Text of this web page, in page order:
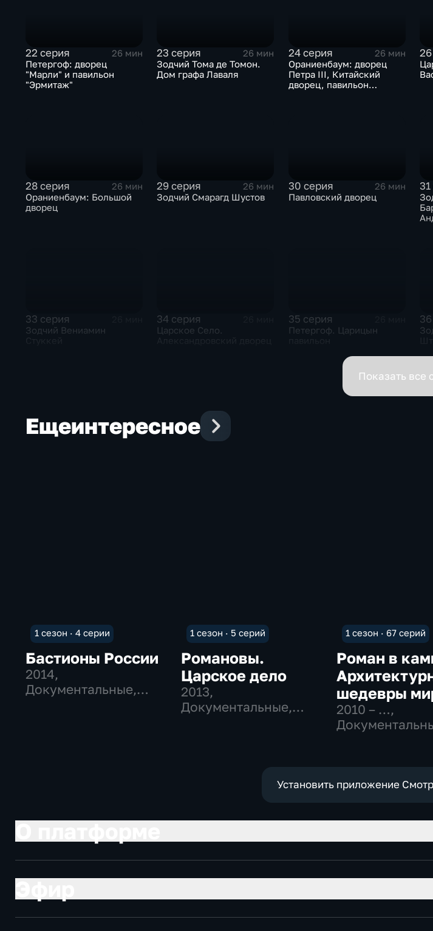
22 серия
26 мин
Петергоф: дворец
"Марли" и павильон
"Эрмитаж"
23 серия
26 мин
Зодчий Тома де Томон.
Дом графа Лаваля
24 серия
26 мин
Ораниенбаум: дворец
Петра III, Китайский
дворец, павильон
28 серия
26 мин
Ораниенбаум: Большой
дворец
29 серия
26 мин
Зодчий Смарагд Шустов
30 серия
26 мин
Павловский дворец
33 серия
Зодчий Вениамин
34 серия
Царское Село.
35 серия
Петергоф. Царицын
Показать все
Ещеинтересное
1 сезон · 4 серии
Бастионы России
2014,
Документальные,
1 сезон · 5 серий
Романовы.
Царское дело
2013,
Документальные,
1 сезон · 67 серий
Роман в
шедевры
2010 – …,
Установить приложение